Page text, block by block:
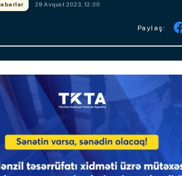
28 Avqust 2023, 12:30
Paylaş: